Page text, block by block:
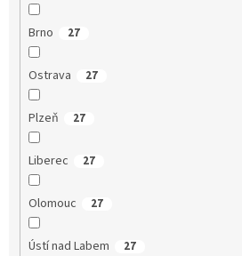
Brno 27
Ostrava 27
Plzeň 27
Liberec 27
Olomouc 27
Ústí nad Labem 27